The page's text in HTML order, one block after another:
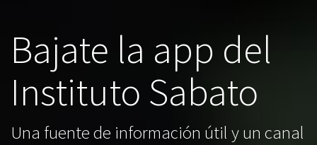
Bajate la app del
Instituto Sabato
Una fuente de información útil y un canal